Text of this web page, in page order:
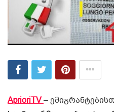
AprioriTV–